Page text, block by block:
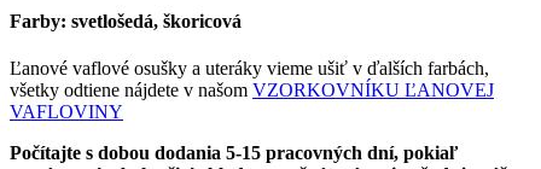
Farby: svetlošedá, škoricová
Ľanové vaflové osušky a uteráky vieme ušiť v ďalších farbách,
všetky odtiene nájdete v našom VZORKOVNÍKU ĽANOVEJ
VAFLOVINY
Počítajte s dobou dodania 5-15 pracovných dní, pokiaľ